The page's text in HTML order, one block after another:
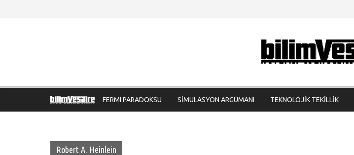
FERMI PARADOKSU SİMÜLASYON ARGÜMANI TEKNOLOJİK TEKİLLİK
Robert A. Heinlein